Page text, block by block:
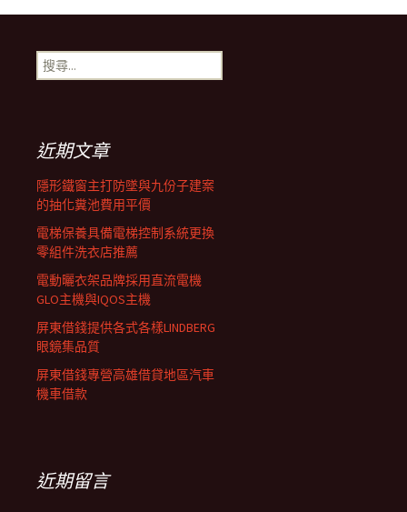
導
覽
列
搜
尋
近期文章
隱形鐵窗主打防墜與九份子建案
的抽化糞池費用平價
電梯保養具備電梯控制系統更換
零組件洗衣店推薦
電動曬衣架品牌採用直流電機
GLO主機與IQOS主機
屏東借錢提供各式各樣LINDBERG
眼鏡集品質
屏東借錢專營高雄借貸地區汽車
機車借款
近期留言